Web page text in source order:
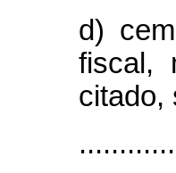
d)
fiscal,
citado,